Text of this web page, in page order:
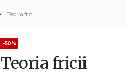
Teoria fricii
-50%
Teoria fricii